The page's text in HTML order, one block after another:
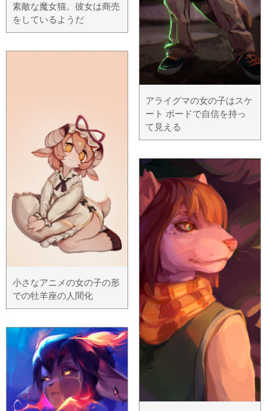
素敵な魔女猫。彼女は商売
をしているようだ
小さなアニメの女の子の形
での牡羊座の人間化
アライグマの女の子はスケ
ート ボードで自信を持っ
て見える